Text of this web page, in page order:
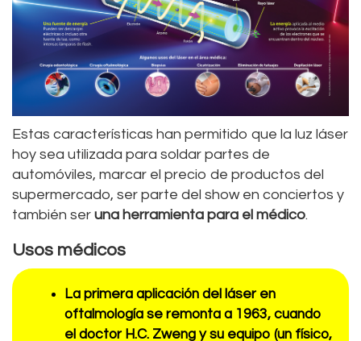
Estas características han permitido que la luz láser
hoy sea utilizada para soldar partes de
automóviles, marcar el precio de productos del
supermercado, ser parte del show en conciertos y
también ser una herramienta para el médico.
Usos médicos
La primera aplicación del láser en
oftalmología se remonta a 1963, cuando
el doctor H.C. Zweng y su equipo (un físico,